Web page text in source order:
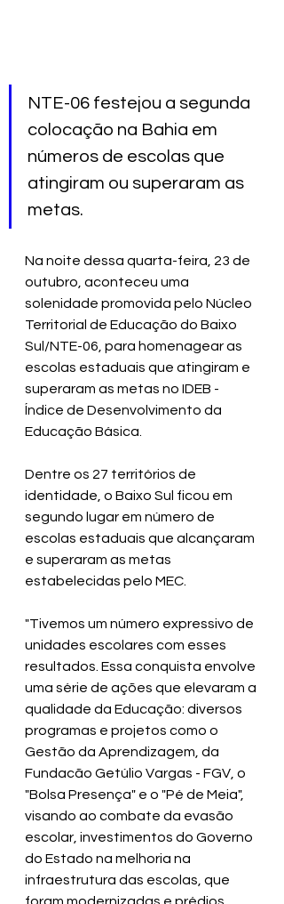
NTE-06 festejou a segunda
colocação na Bahia em
números de escolas que
atingiram ou superaram as
metas.
Na noite dessa quarta-feira, 23 de
outubro, aconteceu uma
solenidade promovida pelo Núcleo
Territorial de Educação do Baixo
Sul/NTE-06, para homenagear as
escolas estaduais que atingiram e
superaram as metas no IDEB -
Índice de Desenvolvimento da
Educação Básica.
Dentre os 27 territórios de
identidade, o Baixo Sul ficou em
segundo lugar em número de
escolas estaduais que alcançaram
e superaram as metas
estabelecidas pelo MEC.
"Tivemos um número expressivo de
unidades escolares com esses
resultados. Essa conquista envolve
uma série de ações que elevaram a
qualidade da Educação: diversos
programas e projetos como o
Gestão da Aprendizagem, da
Fundacão Getúlio Vargas - FGV, o
"Bolsa Presença" e o "Pé de Meia",
visando ao combate da evasão
escolar, investimentos do Governo
do Estado na melhoria na
infraestrutura das escolas, que
foram modernizadas e prédios